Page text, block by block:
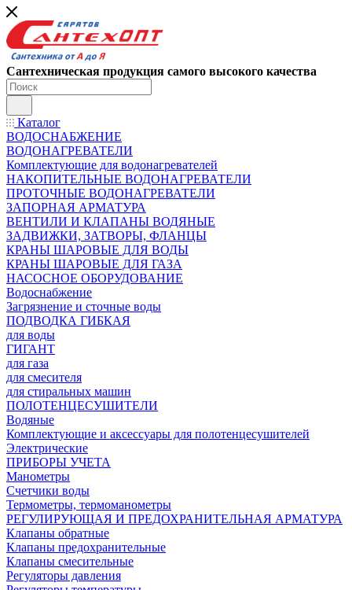
Сантехническая продукция самого высокого качества
Каталог
ВОДОСНАБЖЕНИЕ
ВОДОНАГРЕВАТЕЛИ
Комплектующие для водонагревателей
НАКОПИТЕЛЬНЫЕ ВОДОНАГРЕВАТЕЛИ
ПРОТОЧНЫЕ ВОДОНАГРЕВАТЕЛИ
ЗАПОРНАЯ АРМАТУРА
ВЕНТИЛИ И КЛАПАНЫ ВОДЯНЫЕ
ЗАДВИЖКИ, ЗАТВОРЫ, ФЛАНЦЫ
КРАНЫ ШАРОВЫЕ ДЛЯ ВОДЫ
КРАНЫ ШАРОВЫЕ ДЛЯ ГАЗА
НАСОСНОЕ ОБОРУДОВАНИЕ
Водоснабжение
Загрязнение и сточные воды
ПОДВОДКА ГИБКАЯ
для воды
ГИГАНТ
для газа
для смесителя
для стиральных машин
ПОЛОТЕНЦЕСУШИТЕЛИ
Водяные
Комплектующие и аксессуары для полотенцесушителей
Электрические
ПРИБОРЫ УЧЕТА
Манометры
Счетчики воды
Термометры, термоманометры
РЕГУЛИРУЮЩАЯ И ПРЕДОХРАНИТЕЛЬНАЯ АРМАТУРА
Клапаны обратные
Клапаны предохранительные
Клапаны смесительные
Регуляторы давления